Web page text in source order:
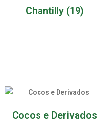
Chantilly (19)
Cocos e Derivados